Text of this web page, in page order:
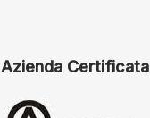
Azienda Certificata